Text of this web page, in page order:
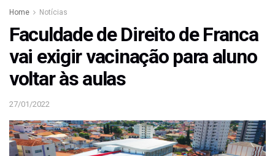
Home Notícias
Faculdade de Direito de Franca
vai exigir vacinação para aluno
voltar às aulas
27/01/2022